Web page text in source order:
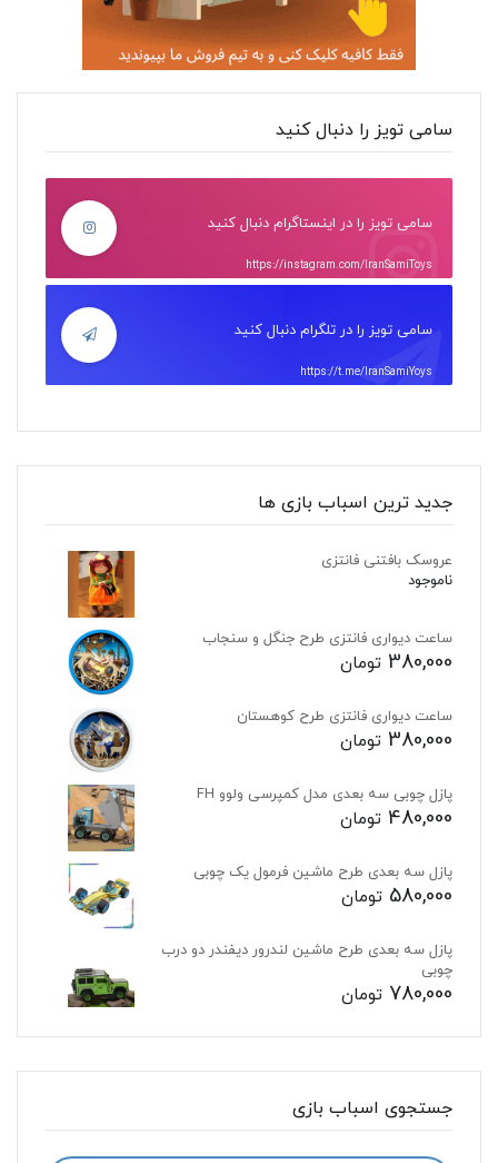
سامی تویز را دنبال کنید
سامی تویز را در اینستاگرام دنبال کنید
https://instagram.com/IranSamiToys
سامی تویز را در تلگرام دنبال کنید
https://t.me/IranSamiYoys
جدید ترین اسباب بازی ها
عروسک بافتنی فانتزی
ناموجود
ساعت دیواری فانتزی طرح جنگل و سنجاب
380,000 تومان
ساعت دیواری فانتزی طرح کوهستان
380,000 تومان
پازل چوبی سه بعدی مدل کمپرسی ولوو FH
480,000 تومان
پازل سه بعدی طرح ماشین فرمول یک چوبی
580,000 تومان
پازل سه بعدی طرح ماشین لندرور دیفندر دو درب
چوبی
780,000 تومان
جستجوی اسباب بازی